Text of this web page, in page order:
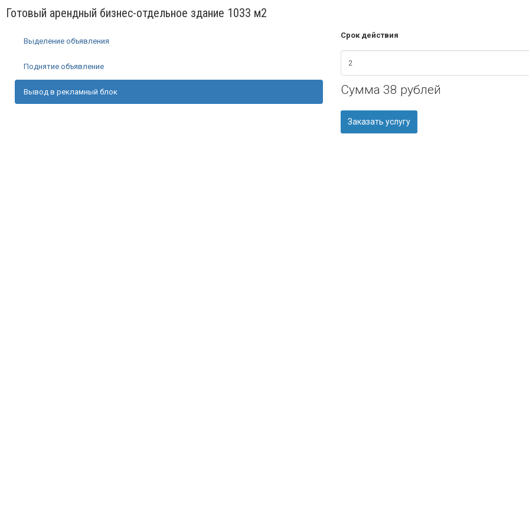
Готовый арендный бизнес-отдельное здание 1033 м2
Выделение объявления
Поднятие объявление
Вывод в рекламный блок
Срок действия
Сумма 38 рублей